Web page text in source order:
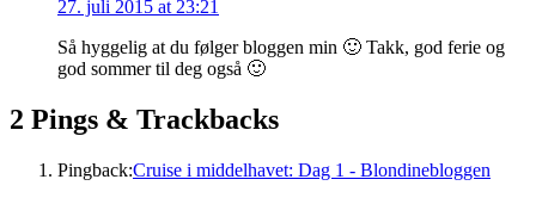
27. juli 2015 at 23:21
Så hyggelig at du følger bloggen min 🙂 Takk, god ferie og
god sommer til deg også 🙂
2 Pings & Trackbacks
Pingback:Cruise i middelhavet: Dag 1 - Blondinebloggen